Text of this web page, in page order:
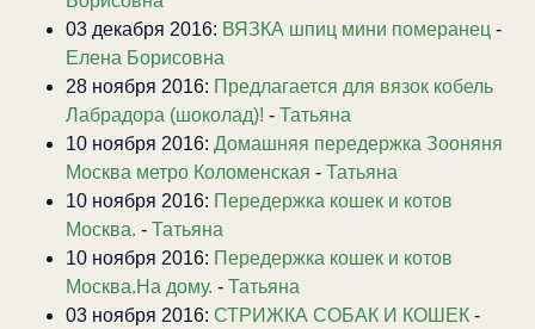
03 декабря 2016: ВЯЗКА шпиц мини померанец -
Елена Борисовна
28 ноября 2016: Предлагается для вязок кобель
Лабрадора (шоколад)! - Татьяна
10 ноября 2016: Домашняя передержка Зооняня
Москва метро Коломенская - Татьяна
10 ноября 2016: Передержка кошек и котов
Москва. - Татьяна
10 ноября 2016: Передержка кошек и котов
Москва.На дому. - Татьяна
03 ноября 2016: СТРИЖКА СОБАК И КОШЕК -